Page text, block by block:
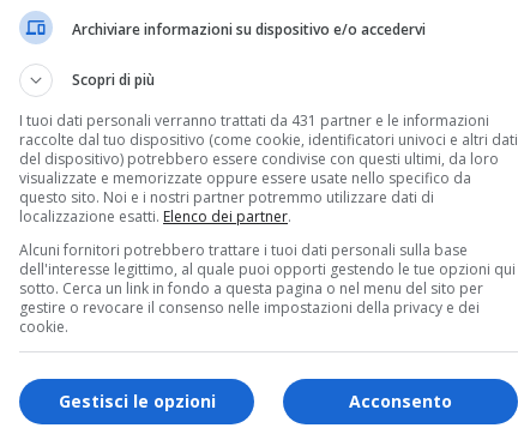
rapporti: nuovo asse culturale nel nome di Tina Modotti
progressivo
indebolimento del tessuto
, con ricadute dirette sulla competitività
l’amministrazione regionale ha varato un
alle imprese, con l’obiettivo di rafforzare
più attrattivo nella corsa alle
Archiviare informazioni su dispositivo e/o accedervi
Scopri di più
I tuoi dati personali verranno trattati da 431 partner e le informazioni
raccolte dal tuo dispositivo (come cookie, identificatori univoci e altri dati
del dispositivo) potrebbero essere condivise con questi ultimi, da loro
visualizzate e memorizzate oppure essere usate nello specifico da
questo sito. Noi e i nostri partner potremmo utilizzare dati di
localizzazione esatti. Elenco dei partner.
Alcuni fornitori potrebbero trattare i tuoi dati personali sulla base
dell'interesse legittimo, al quale puoi opporti gestendo le tue opzioni qui
sotto. Cerca un link in fondo a questa pagina o nel menu del sito per
gestire o revocare il consenso nelle impostazioni della privacy e dei
cookie.
Acconsento
Gestisci le opzioni